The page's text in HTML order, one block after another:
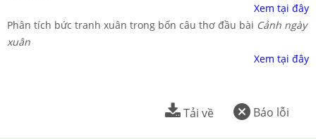
Xem tại đây
Phân tích bức tranh xuân trong bốn câu thơ đầu bài Cảnh ngày
xuân
Xem tại đây
Báo lỗi
Tải về